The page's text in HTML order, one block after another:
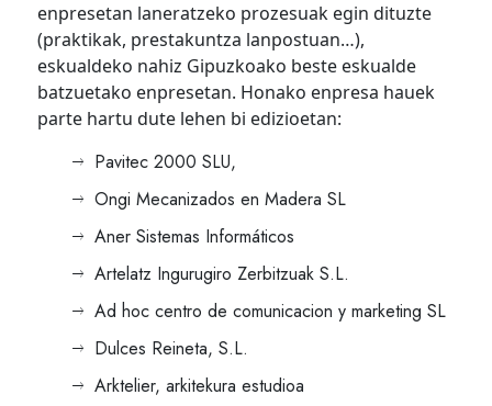
enpresetan laneratzeko prozesuak egin dituzte
(praktikak, prestakuntza lanpostuan…),
eskualdeko nahiz Gipuzkoako beste eskualde
batzuetako enpresetan. Honako enpresa hauek
parte hartu dute lehen bi edizioetan:
Pavitec 2000 SLU,
Ongi Mecanizados en Madera SL
Aner Sistemas Informáticos
Artelatz Ingurugiro Zerbitzuak S.L.
Ad hoc centro de comunicacion y marketing SL
Dulces Reineta, S.L.
Arktelier, arkitekura estudioa